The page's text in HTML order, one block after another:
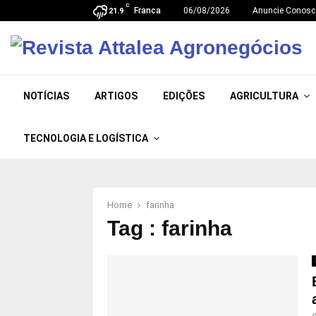
21.9
C
Franca 06/08/2026 Anuncie
NOTÍCIAS ARTIGOS EDIÇÕES AGRICULTURA
TECNOLOGIA E LOGÍSTICA
Home farinha
Tag : farinha